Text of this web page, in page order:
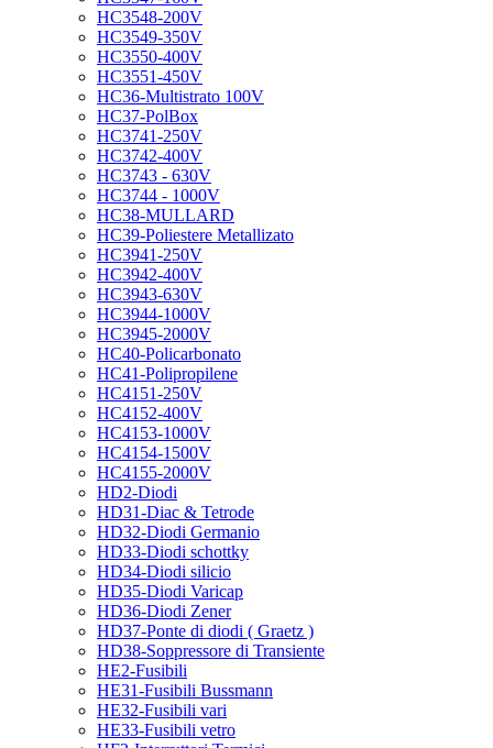
HC3548-200V
HC3549-350V
HC3550-400V
HC3551-450V
HC36-Multistrato 100V
HC37-PolBox
HC3741-250V
HC3742-400V
HC3743 - 630V
HC3744 - 1000V
HC38-MULLARD
HC39-Poliestere Metallizato
HC3941-250V
HC3942-400V
HC3943-630V
HC3944-1000V
HC3945-2000V
HC40-Policarbonato
HC41-Polipropilene
HC4151-250V
HC4152-400V
HC4153-1000V
HC4154-1500V
HC4155-2000V
HD2-Diodi
HD31-Diac & Tetrode
HD32-Diodi Germanio
HD33-Diodi schottky
HD34-Diodi silicio
HD35-Diodi Varicap
HD36-Diodi Zener
HD37-Ponte di diodi ( Graetz )
HD38-Soppressore di Transiente
HE2-Fusibili
HE31-Fusibili Bussmann
HE32-Fusibili vari
HE33-Fusibili vetro